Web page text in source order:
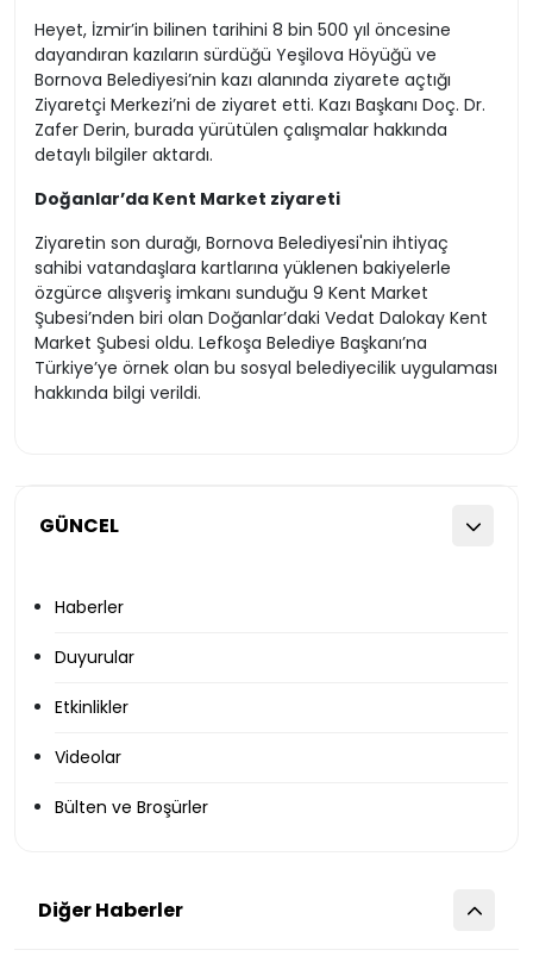
GÜNCEL
Haberler
Duyurular
Etkinlikler
Videolar
Bülten ve Broşürler
Heyet, İzmir’in bilinen tarihini 8 bin 500 yıl öncesine
dayandıran kazıların sürdüğü Yeşilova Höyüğü ve
Bornova Belediyesi’nin kazı alanında ziyarete açtığı
Ziyaretçi Merkezi’ni de ziyaret etti. Kazı Başkanı Doç. Dr.
Zafer Derin, burada yürütülen çalışmalar hakkında
detaylı bilgiler aktardı.
Doğanlar’da Kent Market ziyareti
Ziyaretin son durağı, Bornova Belediyesi'nin ihtiyaç
sahibi vatandaşlara kartlarına yüklenen bakiyelerle
özgürce alışveriş imkanı sunduğu 9 Kent Market
Şubesi’nden biri olan Doğanlar’daki Vedat Dalokay Kent
Market Şubesi oldu. Lefkoşa Belediye Başkanı’na
Türkiye’ye örnek olan bu sosyal belediyecilik uygulaması
hakkında bilgi verildi.
Diğer Haberler